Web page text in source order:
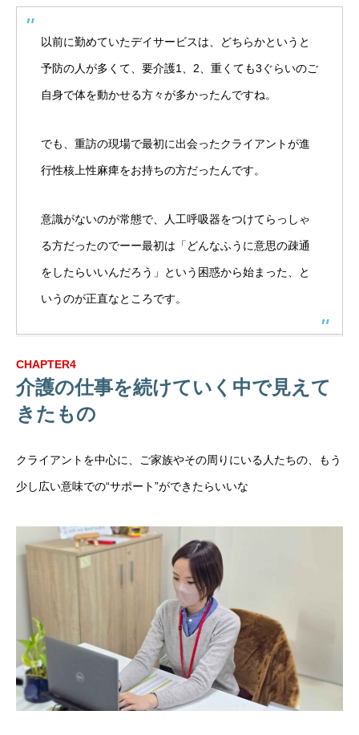
以前に勤めていたデイサービスは、どちらかというと
予防の人が多くて、要介護1、2、重くても3ぐらいのご
自身で体を動かせる方々が多かったんですね。
でも、重訪の現場で最初に出会ったクライアントが進
行性核上性麻痺をお持ちの方だったんです。
意識がないのが常態で、人工呼吸器をつけてらっしゃ
る方だったのでーー最初は「どんなふうに意思の疎通
をしたらいいんだろう」という困惑から始まった、と
いうのが正直なところです。
CHAPTER4
介護の仕事を続けていく中で見えて
きたもの
クライアントを中心に、ご家族やその周りにいる人たちの、もう
少し広い意味での“サポート”ができたらいいな